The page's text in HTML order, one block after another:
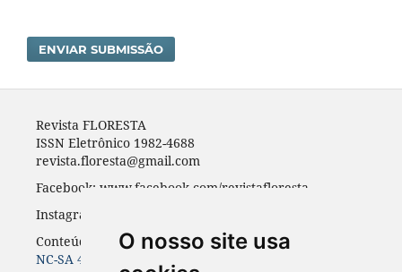
O nosso site usa
ENVIAR SUBMISSÃO
Revista FLORESTA
ISSN Eletrônico 1982-4688
revista.floresta@gmail.com
Facebook: www.facebook.com/revistafloresta
Instagran: revista_floresta
Conteúdos do periódico licenciados sob uma
NC-SA 4.0